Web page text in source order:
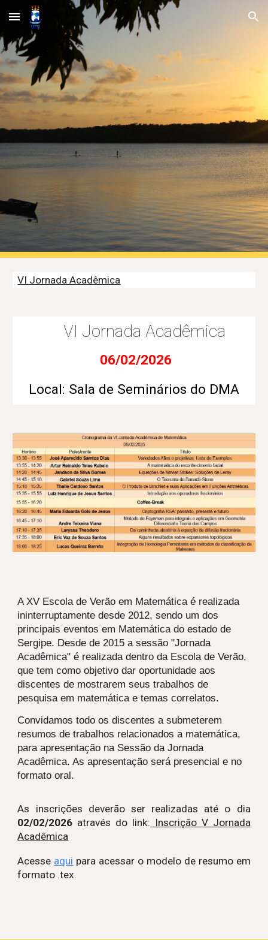
Skip to main content Skip to navigation
VI Jornada Acadêmica
VI Jornada Acadêmica
06/02/2026
Local: Sala de Seminários do DMA
A XV Escola de Verão em Matemática é realizada
ininterruptamente desde 2012, sendo um dos
principais eventos em Matemática do estado de
Sergipe. Desde de 2015 a sessão "Jornada
Acadêmica" é realizada dentro da Escola de Verão,
que tem como objetivo dar oportunidade aos
discentes de mostrarem seus trabalhos de
pesquisa em matemática e temas correlatos.
Convidamos todo os discentes a submeterem
resumos de trabalhos relacionados a matemática,
para apresentação na Sessão da Jornada
Acadêmica. As apresentação será presencial e no
formato oral.
As inscrições deverão ser realizadas até o dia
02/02/2026 através do link: Inscrição V Jornada
Acadêmica
Acesse aqui para acessar o modelo deresumo em
formato .tex.